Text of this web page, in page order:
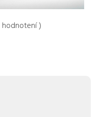
hodnotení )